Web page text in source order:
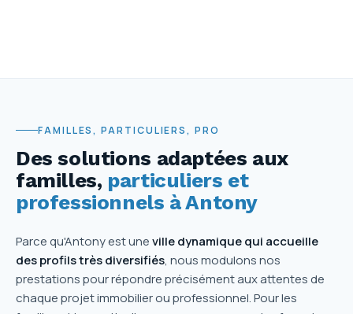
FAMILLES, PARTICULIERS, PRO
Des solutions adaptées aux
familles, particuliers et
professionnels à Antony
Parce qu'Antony est uneville dynamique qui accueille
des profils très diversifiés, nous modulons nos
prestations pour répondre précisément aux attentes de
chaque projet immobilier ou professionnel. Pour les